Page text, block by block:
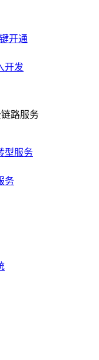
开通
开发
路服务
型服务
务